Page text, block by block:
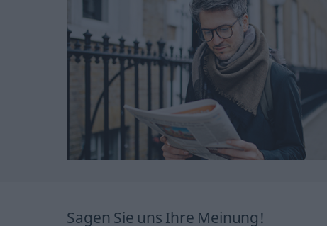
Sagen Sie uns Ihre Meinung!